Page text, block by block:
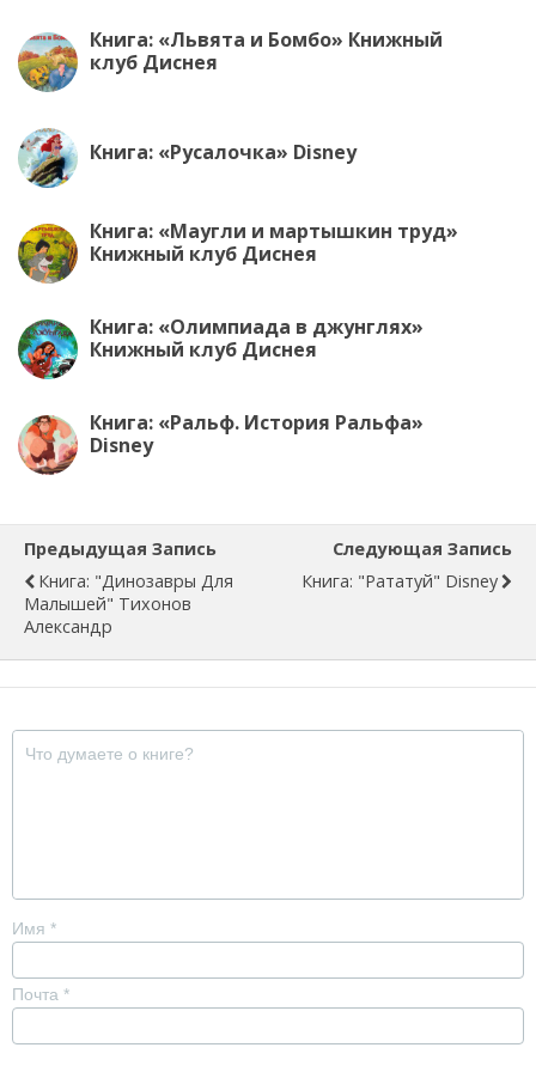
Книга: «Львята и Бомбо» Книжный
клуб Диснея
Книга: «Русалочка» Disney
Книга: «Маугли и мартышкин труд»
Книжный клуб Диснея
Книга: «Олимпиада в джунглях»
Книжный клуб Диснея
Книга: «Ральф. История Ральфа»
Disney
Предыдущая Запись
Книга: "Динозавры Для
Малышей" Тихонов
Александр
Следующая Запись
Книга: "Рататуй" Disney
Имя *
Почта *